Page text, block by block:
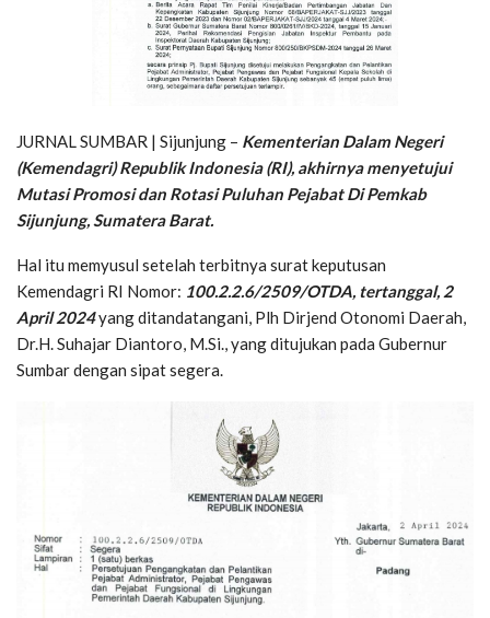
JURNAL SUMBAR | Sijunjung – Kementerian Dalam Negeri
(Kemendagri) Republik Indonesia (RI), akhirnya menyetujui
Mutasi Promosi dan Rotasi Puluhan Pejabat Di Pemkab
Sijunjung, Sumatera Barat.
Hal itu memyusul setelah terbitnya surat keputusan
Kemendagri RI Nomor: 100.2.2.6/2509/OTDA, tertanggal, 2
April 2024yang ditandatangani, Plh Dirjend Otonomi Daerah,
Dr.H. Suhajar Diantoro, M.Si., yang ditujukan pada Gubernur
Sumbar dengan sipat segera.